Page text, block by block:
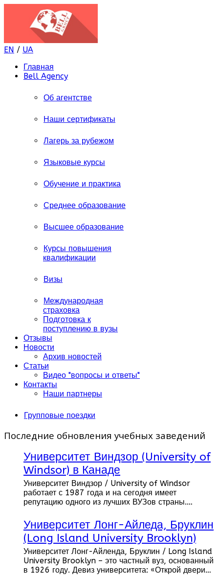
EN / UA
Главная
Bell Agency
Об агентстве
Наши сертификаты
Лагерь за рубежом
Языковые курсы
Обучение и практика
Среднее образование
Высшее образование
Курсы повышения
квалификации
Визы
Международная
страховка
Подготовка к
поступлению в вузы
Отзывы
Новости
Архив новостей
Статьи
Видео "вопросы и ответы"
Контакты
Наши партнеры
Групповые поездки
Последние обновления учебных заведений
Университет Виндзор (University of
Windsor) в Канаде
Университет Виндзор / University of Windsor
работает с 1987 года и на сегодня имеет
репутацию одного из лучших ВУЗов страны.…
Университет Лонг-Айледа, Бруклин
(Long Island University Brooklyn)
Университет Лонг-Айленда, Бруклин / Long Island
University Brooklyn – это частный вуз, основанный
в 1926 году. Девиз университета: «Открой двери…